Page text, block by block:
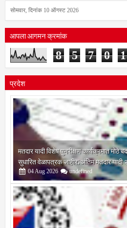
आपला आगमन क्रमांक
8 5 7 0 1
प्रदेश
मतदार यादी विशेष पुनरीक्षण कार्यक्रमात
सुधारित वेळापत्रक जाहीर; अंतिम मतदार यादी
04Aug 2026 undefined